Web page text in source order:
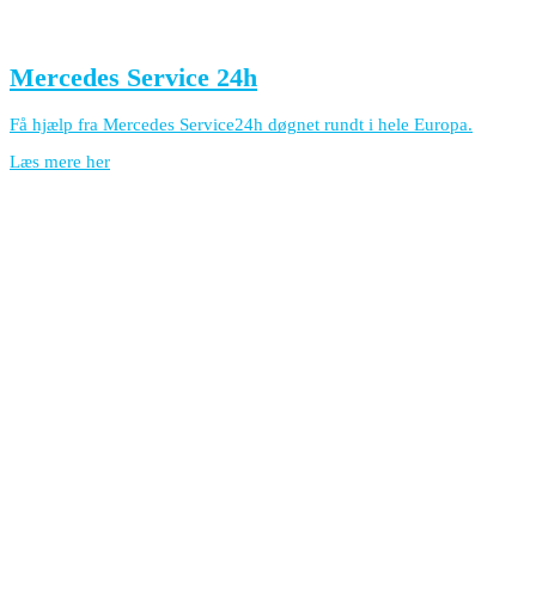
Mercedes Service 24h
Få hjælp fra Mercedes Service24h døgnet rundt i hele Europa.
Læs mere her